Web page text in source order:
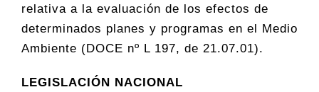
relativa a la evaluación de los efectos de
determinados planes y programas en el Medio
Ambiente (DOCE nº L 197, de 21.07.01).
LEGISLACIÓN NACIONAL